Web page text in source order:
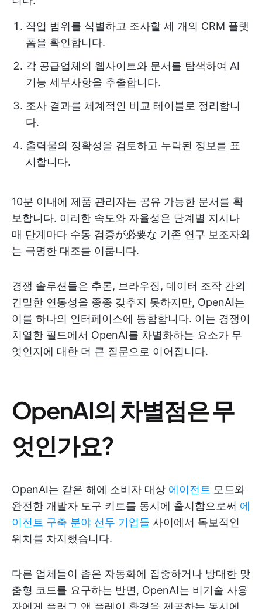
작업 범위를 식별하고 조사할 세 개의 CRM 플랫
폼을 확인합니다.
각 공급업체의 웹사이트와 문서를 탐색하여 AI
기능 세부사항을 추출합니다.
조사 결과를 체계적인 비교 테이블로 정리합니
다.
출력물의 정확성을 검토하고 누락된 정보를 표
시합니다.
10분 이내에 제품 관리자는 공유 가능한 문서를 확
보합니다. 이러한 속도와 자율성은 단계별 지시나
매 단계마다 수동 검증が必要な 기존 연구 보조자와
는 극명한 대조를 이룹니다.
경쟁 솔루션들은 추론, 브라우징, 데이터 조작 간의
긴밀한 연동성을 종종 갖추지 못하지만, OpenAI는
이를 하나의 인터페이스에 통합합니다. 이는 경쟁이
치열한 필드에서 OpenAI를 차별화하는 요소가 무
엇인지에 대한 더 큰 질문으로 이어집니다.
OpenAI의 차별점은 무
엇인가요?
OpenAI는 같은 해에 소비자 대상 에이전트 모드와
완전한 개발자 도구 키트를 동시에 출시함으로써 에
이전트 구축 분야 선두 기업들 사이에서 독보적인
위치를 차지했습니다.
다른 업체들이 좁은 자동화에 집중하거나 방대한 맞
춤형 코드를 요구하는 반면, OpenAI는 비기술 사용
자에게 플러그 앤 플레이 환경을 제공하는 동시에